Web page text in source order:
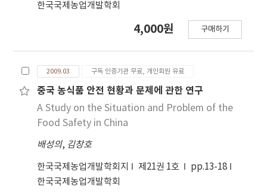
한국국제농업개발학회
4,000원 구매하기
2009.03 구독 인증기관 무료, 개인회원 유료
중국 농식품 안전 현황과 문제에 관한 연구
A Study on the Situation and Problem of the
Food Safety in China
배성의, 김창호
한국국제농업개발학회지 제21권 1호
pp.13-18
한국국제농업개발학회